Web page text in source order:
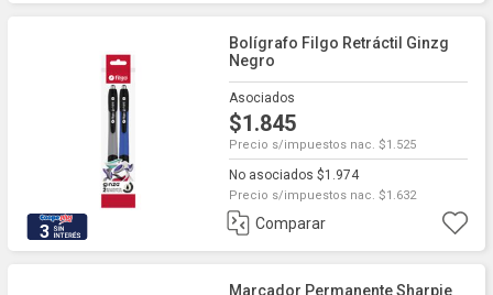
3
Bolígrafo Filgo Retráctil Ginzg
Negro
Asociados
$1.845
Precio s/impuestos nac. $1.525
No asociados $1.974
Precio s/impuestos nac. $1.632
Comparar
Marcador Permanente Sharpie